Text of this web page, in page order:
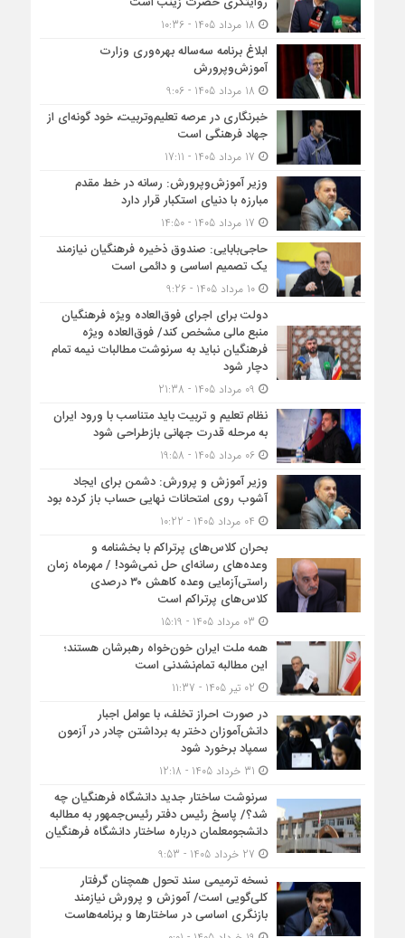
ابلاغ برنامه سه‌ساله بهره‌وری وزارت
آموزش‌وپرورش
خبرنگاری در عرصه تعلیم‌وتربیت، خود گونه‌ای از
جهاد فرهنگی است
وزیر آموزش‌وپرورش: رسانه در خط مقدم
مبارزه با دنیای استکبار قرار دارد
حاجی‌بابایی: صندوق ذخیره فرهنگیان نیازمند
یک تصمیم اساسی و دائمی است
10 مرداد 1405 - 9:26
دولت برای اجرای فوق‌العاده ویژه فرهنگیان
منبع مالی مشخص کند/ فوق‌العاده ویژه
فرهنگیان نباید به سرنوشت مطالبات نیمه‌ تمام
دچار شود
نظام تعلیم و تربیت باید متناسب با ورود ایران
به مرحله قدرت جهانی بازطراحی شود
06 مرداد 1405 - 19:58
وزیر آموزش و پرورش: دشمن برای ایجاد
آشوب روی امتحانات نهایی حساب باز کرده بود
بحران کلاس‌های پرتراکم با بخشنامه و
وعده‌های رسانه‌ای حل نمی‌شود! / مهرماه زمان
راستی‌آزمایی وعده کاهش ۳۰ درصدی
کلاس‌های پرتراکم است
همه ملت ایران خون‌خواه رهبرشان هستند؛
این مطالبه تمام‌نشدنی است
در صورت احراز تخلف، با عوامل اجبار
دانش‌آموزان دختر به برداشتن چادر در آزمون
سمپاد برخورد شود
سرنوشت ساختار جدید دانشگاه فرهنگیان چه
شد؟/ پاسخ رئیس دفتر رئیس‌جمهور به مطالبه
دانشجومعلمان درباره ساختار دانشگاه فرهنگیان
نسخه ترمیمی سند تحول همچنان گرفتار
کلی‌گویی است/ آموزش و پرورش نیازمند
بازنگری اساسی در ساختارها و برنامه‌هاست